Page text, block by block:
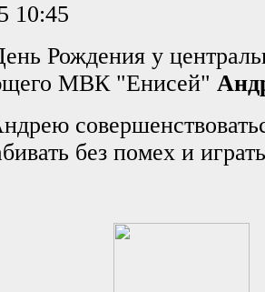
10:45
Рождения у
МВК "Енисей"
без помех и